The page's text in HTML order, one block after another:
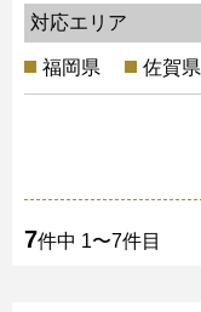
対応エリア
福岡県 佐賀県
7件中 1〜7件目